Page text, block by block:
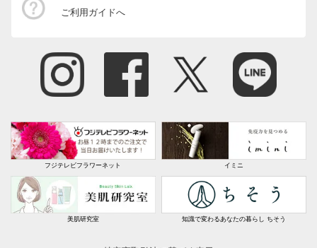
るとハゲてしまうのではないかと不安です。思い切って
2023/04/28
商品担当者より
この度はディノスオンラインショップをご利用いた
だきありがとうございます。
また、商品につきましてご満足いただけず、大変申
し訳ございません。
毛が抜けたとのことですが、糸が1本ごと抜けてしま
う状態でしょうか？その状態であれば不良品かと思
ご利用ガイドへ
フジテレビフラワーネット イミニ
美肌研究室 知識で変わるあなたの暮らし ちそう